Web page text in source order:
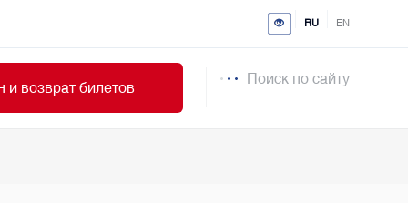
RU EN
и возврат билетов
Поиск по сайту